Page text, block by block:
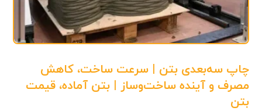
چاپ سه‌بعدی بتن | سرعت ساخت، کاهش
مصرف و آینده ساخت‌وساز | بتن آماده، قیمت
بتن